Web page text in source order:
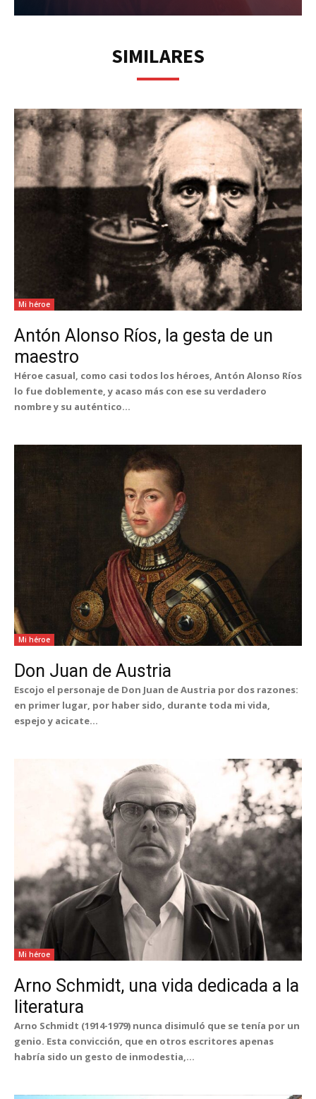
SIMILARES
Mi héroe
Antón Alonso Ríos, la gesta de un
maestro
Héroe casual, como casi todos los héroes, Antón Alonso Ríos
lo fue doblemente, y acaso más con ese su verdadero
nombre y su auténtico...
Mi héroe
Don Juan de Austria
Escojo el personaje de Don Juan de Austria por dos razones:
en primer lugar, por haber sido, durante toda mi vida,
espejo y acicate...
Mi héroe
Arno Schmidt, una vida dedicada a la
literatura
Arno Schmidt (1914-1979) nunca disimuló que se tenía por un
genio. Esta convicción, que en otros escritores apenas
habría sido un gesto de inmodestia,...